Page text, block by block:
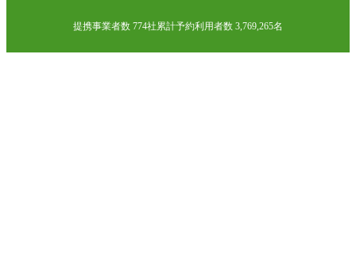
提携事業者数 774社累計予約利用者数 3,769,265名